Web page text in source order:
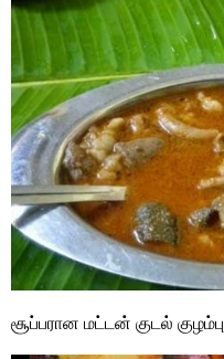
சூப்பரான மட்டன் குடல் குழம்பு